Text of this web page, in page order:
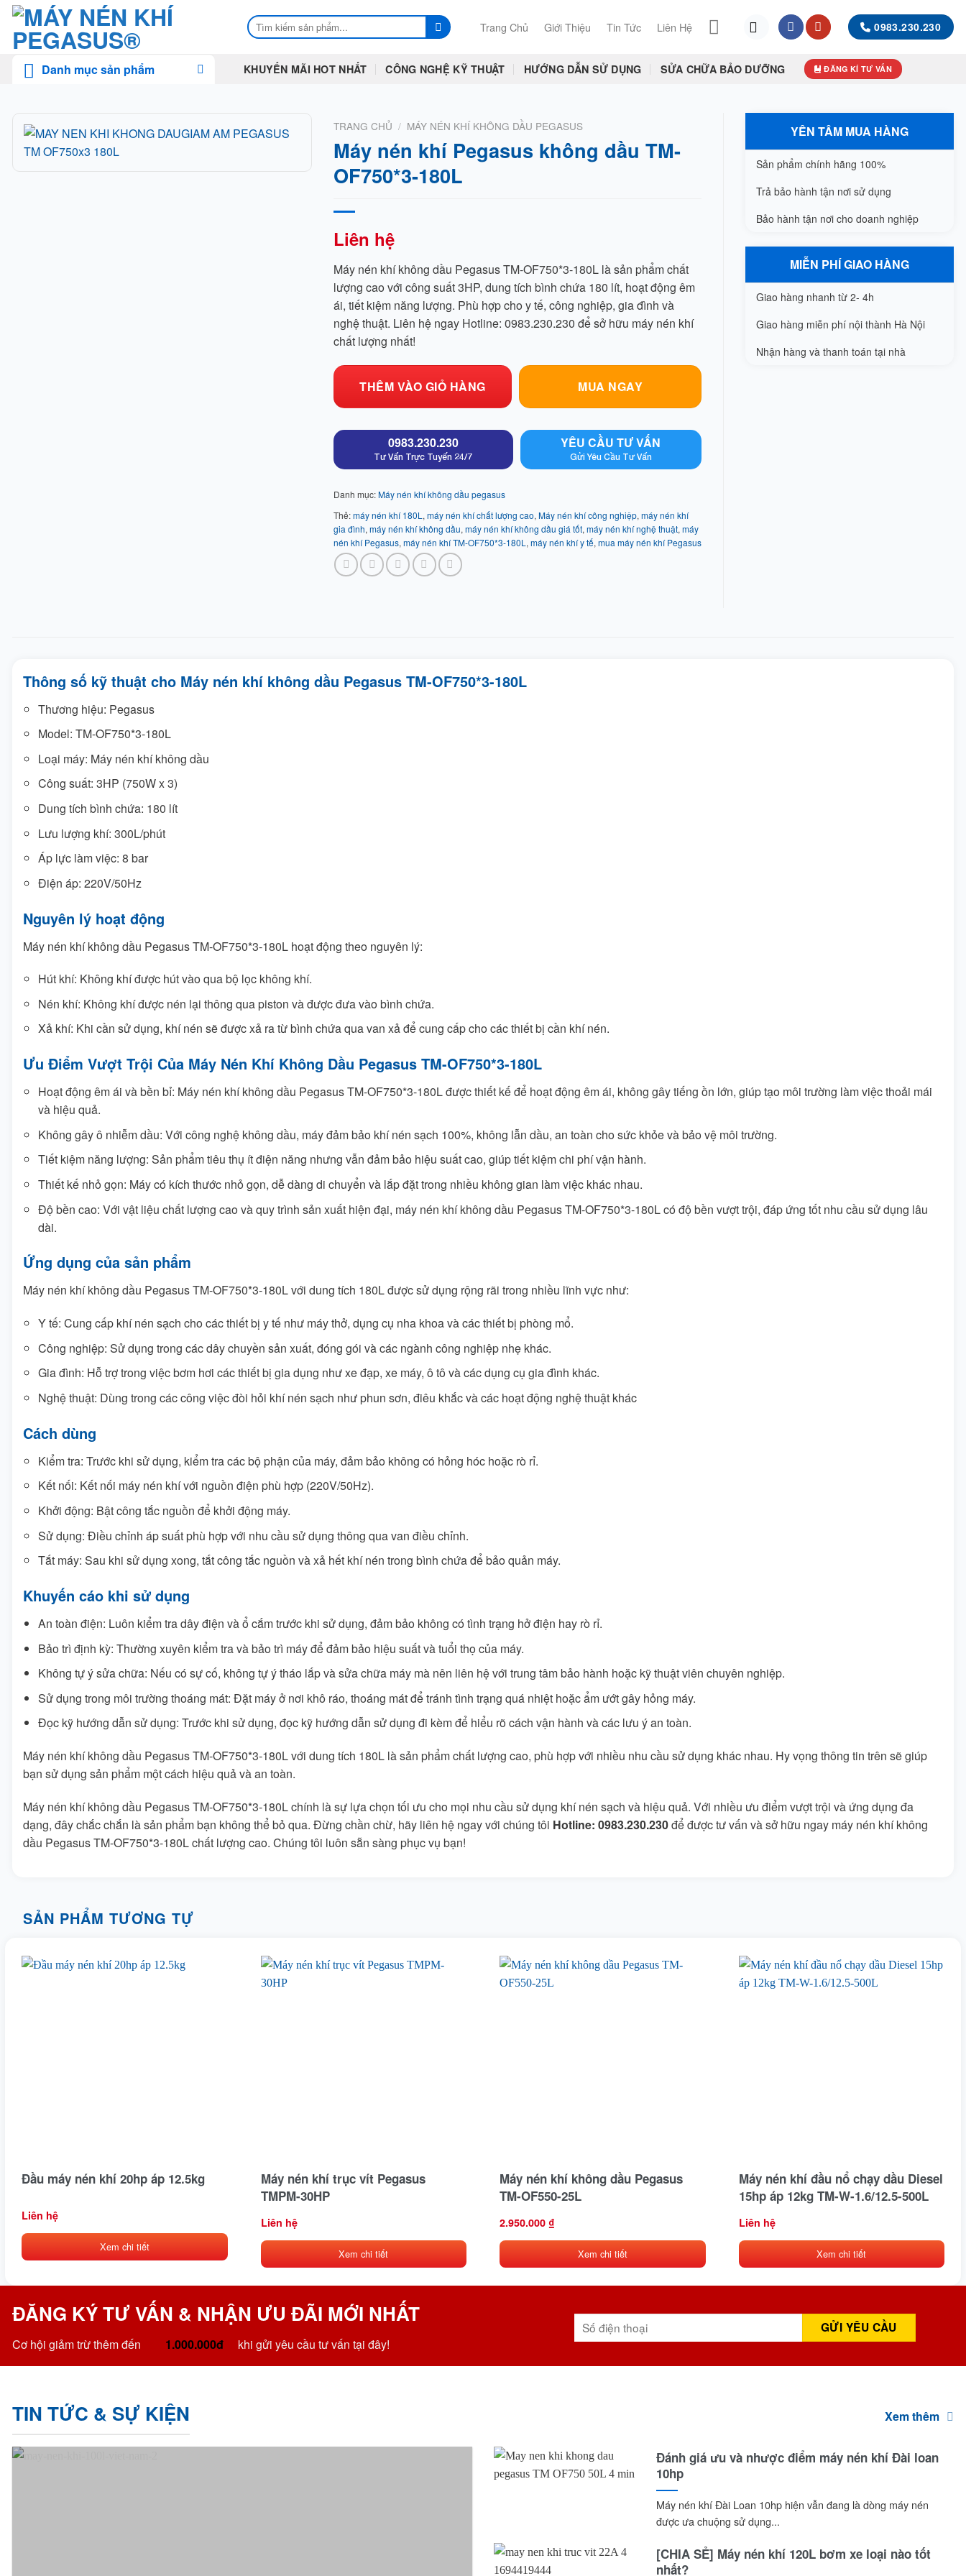
Skip
content
Tìm
kiếm:
Trang Chủ Giới Thiệu Tin Tức Liên Hệ 0983.230.230
Danh mục sản phẩm KHUYẾN MÃI HOT NHẤT CÔNG NGHỆ KỸ THUẬT HƯỚNG DẪN SỬ DỤNG SỬA CHỮA BẢO DƯỠNG ĐĂNG KÍ TƯ VẤN
TRANG CHỦ / MÁY NÉN KHÍ KHÔNG DẦU PEGASUS
Máy nén khí Pegasus không dầu TM-
OF750*3-180L
Liên hệ
Máy nén khí không dầu Pegasus TM-OF750*3-180L là sản phẩm chất
lượng cao với công suất 3HP, dung tích bình chứa 180 lít, hoạt động êm
ái, tiết kiệm năng lượng. Phù hợp cho y tế, công nghiệp, gia đình và
nghệ thuật. Liên hệ ngay Hotline: 0983.230.230 để sở hữu máy nén khí
chất lượng nhất!
THÊM VÀO GIỎ HÀNG MUA NGAY
0983.230.230
Tư Vấn Trực Tuyến 24/7
YÊU CẦU TƯ VẤN
Gửi Yêu Cầu Tư Vấn
Danh mục:Máy nén khí không dầu pegasus
Thẻ:máy nén khí 180L , máy nén khí chất lượng cao, Máy nén khí công nghiệp, máy nén khí
gia đình, máy nén khí không dầu, máy nén khí không dầu giá tốt, máy nén khí nghệ thuật, máy
nén khí Pegasus, máy nén khí TM-OF750*3-180L , máy nén khí y tế, mua máy nén khí Pegasus
YÊN TÂM MUA HÀNG
Sản phẩm chính hãng 100%
Trả bảo hành tận nơi sử dụng
Bảo hành tận nơi cho doanh nghiệp
MIỄN PHÍ GIAO HÀNG
Giao hàng nhanh từ 2- 4h
Giao hàng miễn phí nội thành Hà Nội
Nhận hàng và thanh toán tại nhà
Thông số kỹ thuật cho Máy nén khí không dầu Pegasus TM-OF750*3-180L
Thương hiệu: Pegasus
Model: TM-OF750*3-180L
Loại máy: Máy nén khí không dầu
Công suất: 3HP (750W x 3)
Dung tích bình chứa: 180 lít
Lưu lượng khí: 300L/phút
Áp lực làm việc: 8 bar
Điện áp: 220V/50Hz
Nguyên lý hoạt động
Máy nén khí không dầu Pegasus TM-OF750*3-180L hoạt động theo nguyên lý:
Hút khí: Không khí được hút vào qua bộ lọc không khí.
Nén khí: Không khí được nén lại thông qua piston và được đưa vào bình chứa.
Xả khí: Khi cần sử dụng, khí nén sẽ được xả ra từ bình chứa qua van xả để cung cấp cho các thiết bị cần khí nén.
Ưu Điểm Vượt Trội Của Máy Nén Khí Không Dầu Pegasus TM-OF750*3-180L
Hoạt động êm ái và bền bỉ: Máy nén khí không dầu Pegasus TM-OF750*3-180L được thiết kế để hoạt động êm ái, không gây tiếng ồn lớn, giúp tạo môi trường làm việc thoải mái
và hiệu quả.
Không gây ô nhiễm dầu: Với công nghệ không dầu, máy đảm bảo khí nén sạch 100%, không lẫn dầu, an toàn cho sức khỏe và bảo vệ môi trường.
Tiết kiệm năng lượng: Sản phẩm tiêu thụ ít điện năng nhưng vẫn đảm bảo hiệu suất cao, giúp tiết kiệm chi phí vận hành.
Thiết kế nhỏ gọn: Máy có kích thước nhỏ gọn, dễ dàng di chuyển và lắp đặt trong nhiều không gian làm việc khác nhau.
Độ bền cao: Với vật liệu chất lượng cao và quy trình sản xuất hiện đại, máy nén khí không dầu Pegasus TM-OF750*3-180L có độ bền vượt trội, đáp ứng tốt nhu cầu sử dụng lâu
dài.
Ứng dụng của sản phẩm
Máy nén khí không dầu Pegasus TM-OF750*3-180L với dung tích 180L được sử dụng rộng rãi trong nhiều lĩnh vực như:
Y tế: Cung cấp khí nén sạch cho các thiết bị y tế như máy thở, dụng cụ nha khoa và các thiết bị phòng mổ.
Công nghiệp: Sử dụng trong các dây chuyền sản xuất, đóng gói và các ngành công nghiệp nhẹ khác.
Gia đình: Hỗ trợ trong việc bơm hơi các thiết bị gia dụng như xe đạp, xe máy, ô tô và các dụng cụ gia đình khác.
Nghệ thuật: Dùng trong các công việc đòi hỏi khí nén sạch như phun sơn, điêu khắc và các hoạt động nghệ thuật khác
Cách dùng
Kiểm tra: Trước khi sử dụng, kiểm tra các bộ phận của máy, đảm bảo không có hỏng hóc hoặc rò rỉ.
Kết nối: Kết nối máy nén khí với nguồn điện phù hợp (220V/50Hz).
Khởi động: Bật công tắc nguồn để khởi động máy.
Sử dụng: Điều chỉnh áp suất phù hợp với nhu cầu sử dụng thông qua van điều chỉnh.
Tắt máy: Sau khi sử dụng xong, tắt công tắc nguồn và xả hết khí nén trong bình chứa để bảo quản máy.
Khuyến cáo khi sử dụng
An toàn điện: Luôn kiểm tra dây điện và ổ cắm trước khi sử dụng, đảm bảo không có tình trạng hở điện hay rò rỉ.
Bảo trì định kỳ: Thường xuyên kiểm tra và bảo trì máy để đảm bảo hiệu suất và tuổi thọ của máy.
Không tự ý sửa chữa: Nếu có sự cố, không tự ý tháo lắp và sửa chữa máy mà nên liên hệ với trung tâm bảo hành hoặc kỹ thuật viên chuyên nghiệp.
Sử dụng trong môi trường thoáng mát: Đặt máy ở nơi khô ráo, thoáng mát để tránh tình trạng quá nhiệt hoặc ẩm ướt gây hỏng máy.
Đọc kỹ hướng dẫn sử dụng: Trước khi sử dụng, đọc kỹ hướng dẫn sử dụng đi kèm để hiểu rõ cách vận hành và các lưu ý an toàn.
Máy nén khí không dầu Pegasus TM-OF750*3-180L với dung tích 180L là sản phẩm chất lượng cao, phù hợp với nhiều nhu cầu sử dụng khác nhau. Hy vọng thông tin trên sẽ giúp
bạn sử dụng sản phẩm một cách hiệu quả và an toàn.
Máy nén khí không dầu Pegasus TM-OF750*3-180L chính là sự lựa chọn tối ưu cho mọi nhu cầu sử dụng khí nén sạch và hiệu quả. Với nhiều ưu điểm vượt trội và ứng dụng đa
dạng, đây chắc chắn là sản phẩm bạn không thể bỏ qua. Đừng chần chừ, hãy liên hệ ngay với chúng tôi Hotline: 0983.230.230để được tư vấn và sở hữu ngay máy nén khí không
dầu Pegasus TM-OF750*3-180L chất lượng cao. Chúng tôi luôn sẵn sàng phục vụ bạn!
SẢN PHẨM TƯƠNG TỰ
Đầu máy nén khí 20hp áp 12.5kg
Liên hệ
Xem chi tiết
Máy nén khí trục vít Pegasus
TMPM-30HP
Liên hệ
Xem chi tiết
Máy nén khí không dầu Pegasus
TM-OF550-25L
2.950.000 ₫
Xem chi tiết
Máy nén khí đầu nổ chạy dầu Diesel
15hp áp 12kg TM-W-1.6/12.5-500L
Liên hệ
Xem chi tiết
ĐĂNG KÝ TƯ VẤN & NHẬN ƯU ĐÃI MỚI NHẤT
Cơ hội giảm trừ thêm đến 1.000.000đ khi gửi yêu cầu tư vấn tại đây!
TIN TỨC & SỰ KIỆN Xem thêm
Đánh giá ưu và nhược điểm máy nén khí Đài loan
10hp
Máy nén khí Đài Loan 10hp hiện vẫn đang là dòng máy nén
được ưa chuộng sử dụng...
[CHIA SẺ] Máy nén khí 120L bơm xe loại nào tốt
nhất?